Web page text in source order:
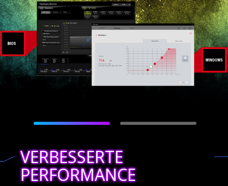
VERBESSERTE
PERFORMANCE